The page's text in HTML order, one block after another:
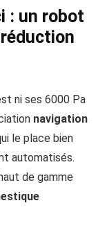
: un robot
ni ses 6000 Pa
navigation
le place bien
automatisés.
de gamme